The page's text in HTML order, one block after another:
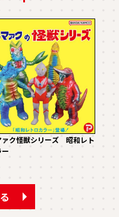
ァク怪獣シリーズ 昭和レト